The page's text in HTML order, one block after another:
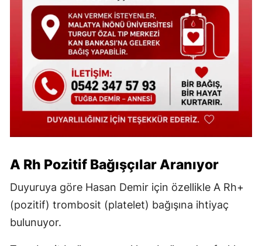
A Rh Pozitif Bağışçılar Aranıyor
Duyuruya göre Hasan Demir için özellikle A Rh+
(pozitif) trombosit (platelet) bağışına ihtiyaç
bulunuyor.